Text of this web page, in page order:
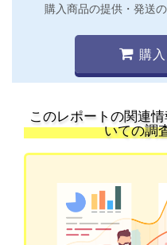
購入商品の提供・発送
購
このレポートの関連
いての調